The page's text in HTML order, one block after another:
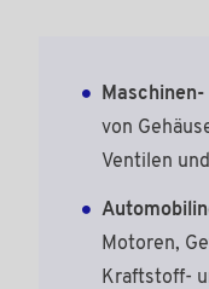
von
Ventilen
Motoren,
Kraftstoff-